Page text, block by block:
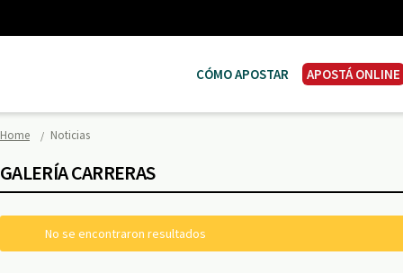
CÓMO APOSTAR APOSTÁ ONLINE
Home Noticias
GALERÍA CARRERAS
No se encontraron resultados